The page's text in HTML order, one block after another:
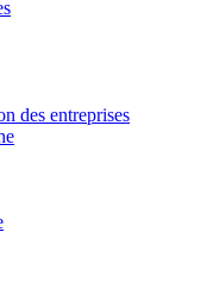
des entreprises